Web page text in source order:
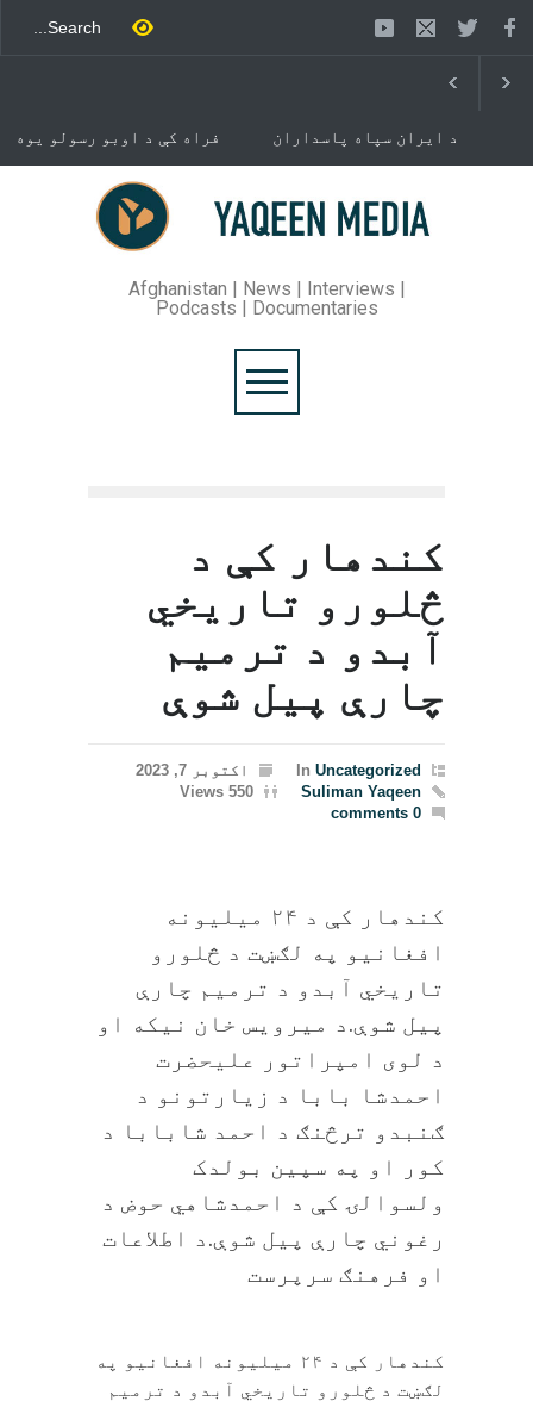
فراه کې د اوبو رسولو یوه
د ایران سپاه پاسداران
د تندلارې فلسطينۍ ډلې د
هنيه په
تهران کې وژل شوی دی.
خوست کې د غلام خان لار
بیرته خلاصه شوه
Afghanistan | News | Interviews |
Podcasts | Documentaries
کندهار کې د
څلورو تاریخي
آبدو د ترمیم
چارې پيل شوې
In Uncategorized
اکتوبر 7, 2023
Suliman Yaqeen
550 Views
0 comments
کندهار کې د ۲۴ میلیونه
افغانیو په لګښت د څلورو
تاریخي آبدو د ترمیم چارې
پيل شوې.د ميرويس خان نيکه او
د لوی امپراتور عليحضرت
احمدشا بابا د زيارتونو د
ګنبدو ترڅنګ د احمد شابابا د
کور او په سپين بولدک
ولسوالۍ کې د احمدشاهي حوض د
رغوني چارې پیل شوې.د اطلاعات
او فرهنګ سرپرست
کندهار کې د ۲۴ میلیونه افغانیو په
لګښت د څلورو تاریخي آبدو د ترمیم